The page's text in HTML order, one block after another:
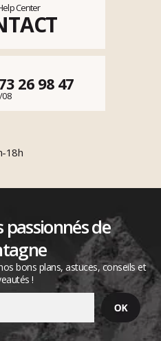
Center
26 98 47
08
18h
passionnés de
bons plans, astuces, conseils et
!